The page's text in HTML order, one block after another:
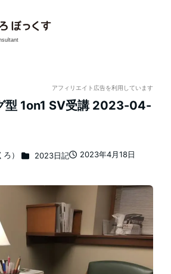
アフィリエイト広告を利用しています
型 1on1 SV受講 2023-04-
投稿日
2023年4月18日
） カテゴリー
2023日記